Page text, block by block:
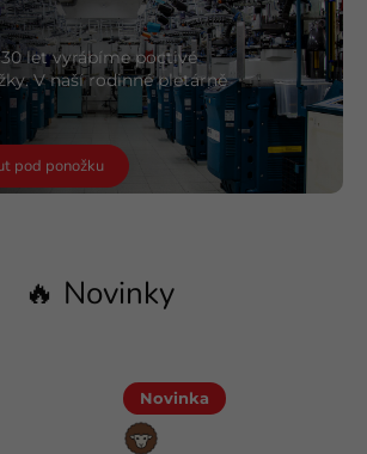
let vyrábíme poctivé
V naší rodinné pletárně
pod ponožku
🔥 Novinky
Novinka
Merino